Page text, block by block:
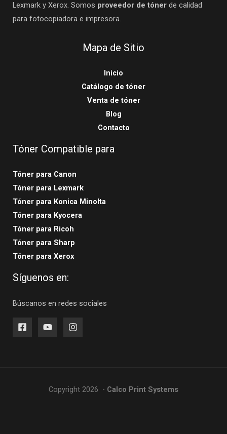
Lexmark y Xerox. Somos proveedor de tóner de calidad
para fotocopiadora e impresora.
Mapa de Sitio
Inicio
Catálogo de tóner
Venta de tóner
Blog
Contacto
Tóner Compatible para
Tóner para Canon
Tóner para Lexmark
Tóner para Konica Minolta
Tóner para Kyocera
Tóner para Ricoh
Tóner para Sharp
Tóner para Xerox
Síguenos en:
Búscanos en redes sociales
Copyright 2026 - Calco Print Systems